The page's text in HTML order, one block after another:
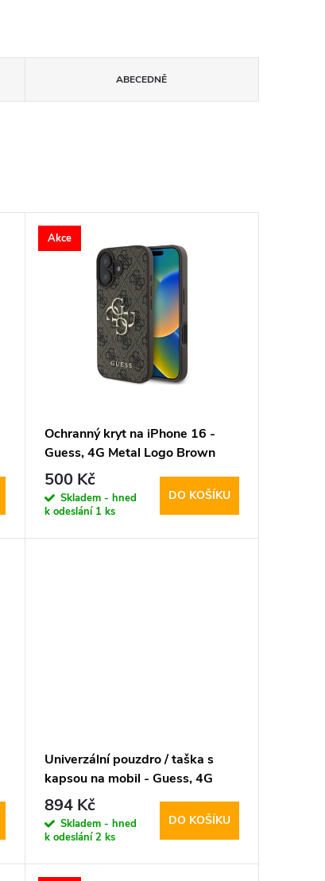
ABECEDNĚ
Akce
Ochranný kryt na iPhone 16 -
Guess, 4G Metal Logo Brown
500 Kč
Skladem - hned
k odeslání 1 ks
DO KOŠÍKU
Univerzální pouzdro / taška s
kapsou na mobil - Guess, 4G
Metal Logo Bag Brown
894 Kč
Skladem - hned
k odeslání2 ks
DO KOŠÍKU